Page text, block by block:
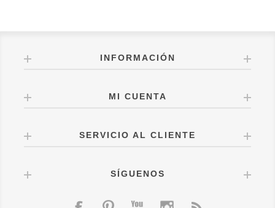
INFORMACIÓN
MI CUENTA
SERVICIO AL CLIENTE
SÍGUENOS